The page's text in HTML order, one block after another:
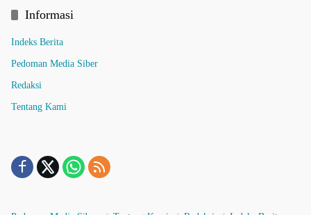
Informasi
Indeks Berita
Pedoman Media Siber
Redaksi
Tentang Kami